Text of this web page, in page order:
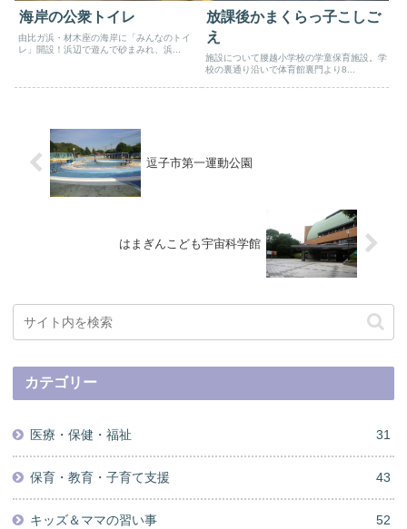
海岸の公衆トイレ
由比ガ浜・材木座の海岸に「みんなのトイ
レ」開設！浜辺で遊んで砂まみれ、浜...
放課後かまくらっ子こしご
え
施設について腰越小学校の学童保育施設。学
校の裏通り沿いで体育館裏門より8...
逗子市第一運動公園
はまぎんこども宇宙科学館
カテゴリー
医療・保健・福祉 31
保育・教育・子育て支援 43
キッズ＆ママの習い事 52